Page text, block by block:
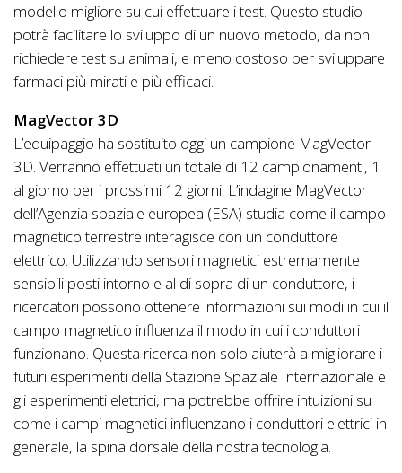
modello migliore su cui effettuare i test. Questo studio
potrà facilitare lo sviluppo di un nuovo metodo, da non
richiedere test su animali, e meno costoso per sviluppare
farmaci più mirati e più efficaci.
MagVector 3D
L’equipaggio ha sostituito oggi un campione MagVector
3D. Verranno effettuati un totale di 12 campionamenti, 1
al giorno per i prossimi 12 giorni. L’indagine MagVector
dell’Agenzia spaziale europea (ESA) studia come il campo
magnetico terrestre interagisce con un conduttore
elettrico. Utilizzando sensori magnetici estremamente
sensibili posti intorno e al di sopra di un conduttore, i
ricercatori possono ottenere informazioni sui modi in cui il
campo magnetico influenza il modo in cui i conduttori
funzionano. Questa ricerca non solo aiuterà a migliorare i
futuri esperimenti della Stazione Spaziale Internazionale e
gli esperimenti elettrici, ma potrebbe offrire intuizioni su
come i campi magnetici influenzano i conduttori elettrici in
generale, la spina dorsale della nostra tecnologia.